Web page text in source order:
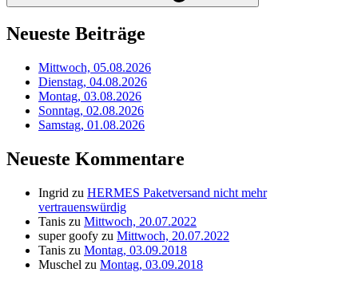
Neueste Beiträge
Mittwoch, 05.08.2026
Dienstag, 04.08.2026
Montag, 03.08.2026
Sonntag, 02.08.2026
Samstag, 01.08.2026
Neueste Kommentare
Ingrid zu HERMES Paketversand nicht mehr
vertrauenswürdig
Tanis zu Mittwoch, 20.07.2022
super goofy zu Mittwoch, 20.07.2022
Tanis zu Montag, 03.09.2018
Muschel zu Montag, 03.09.2018